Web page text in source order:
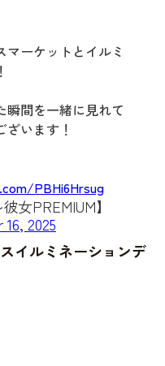
ーケットとイルミ
瞬間を一緒に見れて
います！
PBHi6Hrsug
PREMIUM】
2025
イルミネーションデ